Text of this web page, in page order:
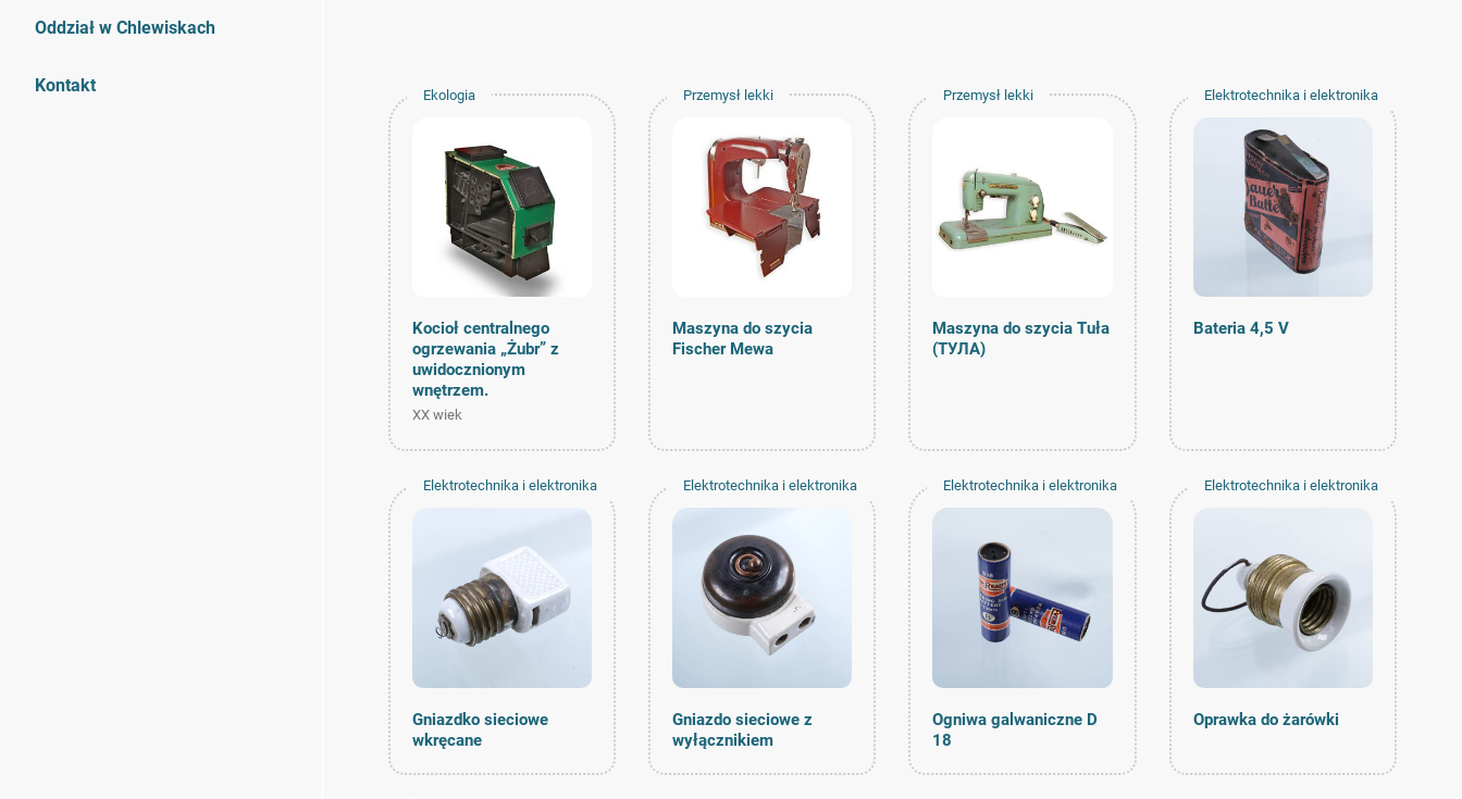
Oddział w Chlewiskach
Kontakt Ekologia
Kocioł centralnego
ogrzewania „Żubr” z
uwidocznionym
wnętrzem.
XX wiek
Przemysł lekki
Maszyna do szycia
Fischer Mewa
Przemysł lekki
Maszyna do szycia Tuła
(ТУЛА)
Elektrotechnika i elektronika
Bateria 4,5 V
Elektrotechnika i elektronika
Gniazdko sieciowe
wkręcane
Elektrotechnika i elektronika
Gniazdo sieciowe z
wyłącznikiem
Elektrotechnika i elektronika
Ogniwa galwaniczne D
18
Elektrotechnika i elektronika
Oprawka do żarówki